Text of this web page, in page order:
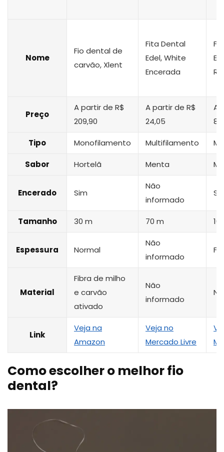
Nome
Fio dental de
carvão, Xlent
Fita Dental
Edel, White
Encerada
Preço
A partir de R$
209,90
A partir de R$
24,05
A
Tipo Monofilamento Multifilamento
Sabor Hortelã Menta
Encerado Sim
Não
informado
Tamanho 30 m 70 m
Espessura Normal
Não
informado
Material
Fibra de milho
e carvão
ativado
Não
informado
Link
Veja na
Amazon
Veja no
Mercado Livre
Como escolher o melhor fio
dental?